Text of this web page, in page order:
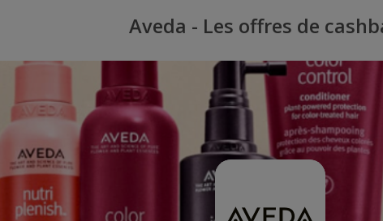
Aveda - Les offres de